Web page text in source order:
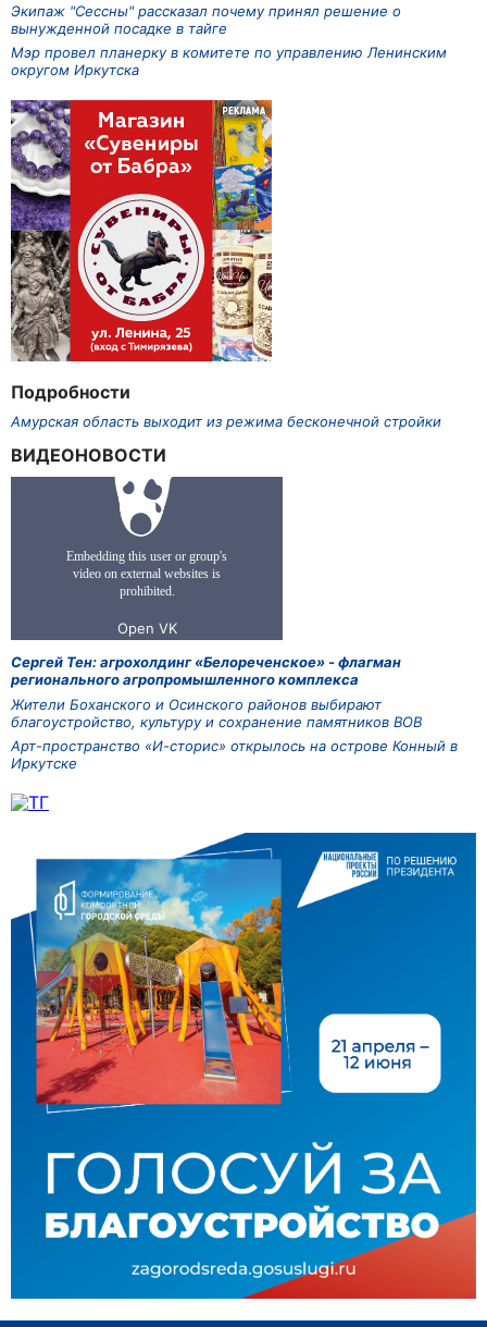
Экипаж "Сессны" рассказал почему принял решение о
вынужденной посадке в тайге
Мэр провел планерку в комитете по управлению Ленинским
округом Иркутска
Подробности
Амурская область выходит из режима бесконечной стройки
ВИДЕОНОВОСТИ
Сергей Тен: агрохолдинг «Белореченское» - флагман
регионального агропромышленного комплекса
Жители Боханского и Осинского районов выбирают
благоустройство, культуру и сохранение памятников ВОВ
Арт-пространство «И-сторис» открылось на острове Конный в
Иркутске